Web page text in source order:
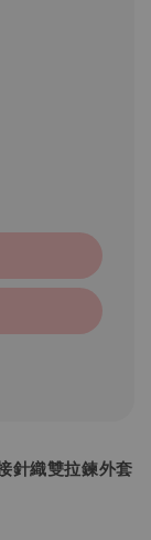
針織雙拉鍊外套